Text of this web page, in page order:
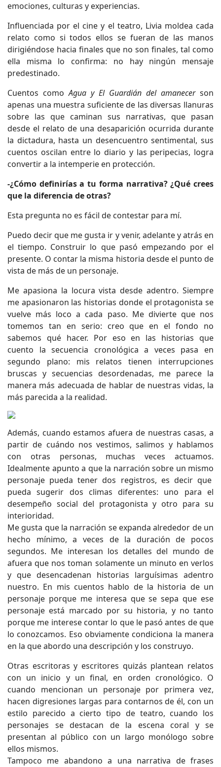
emociones, culturas y experiencias.
Influenciada por el cine y el teatro, Livia moldea cada
relato como si todos ellos se fueran de las manos
dirigiéndose hacia finales que no son finales, tal como
ella misma lo confirma: no hay ningún mensaje
predestinado.
Cuentos comoAgua y El Guardián del amanecer son
apenas una muestra suficiente de las diversas llanuras
sobre las que caminan sus narrativas, que pasan
desde el relato de una desaparición ocurrida durante
la dictadura, hasta un desencuentro sentimental, sus
cuentos oscilan entre lo diario y las peripecias, logra
convertir a la intemperie en protección.
-¿Cómo definirías a tu forma narrativa? ¿Qué crees
que la diferencia de otras?
Esta pregunta no es fácil de contestar para mí.
Puedo decir que me gusta ir y venir, adelante y atrás en
el tiempo. Construir lo que pasó empezando por el
presente. O contar la misma historia desde el punto de
vista de más de un personaje.
Me apasiona la locura vista desde adentro. Siempre
me apasionaron las historias donde el protagonista se
vuelve más loco a cada paso. Me divierte que nos
tomemos tan en serio: creo que en el fondo no
sabemos qué hacer. Por eso en las historias que
cuento la secuencia cronológica a veces pasa en
segundo plano: mis relatos tienen interrupciones
bruscas y secuencias desordenadas, me parece la
manera más adecuada de hablar de nuestras vidas, la
más parecida a la realidad.
Además, cuando estamos afuera de nuestras casas, a
partir de cuándo nos vestimos, salimos y hablamos
con otras personas, muchas veces actuamos.
Idealmente apunto a que la narración sobre un mismo
personaje pueda tener dos registros, es decir que
pueda sugerir dos climas diferentes: uno para el
desempeño social del protagonista y otro para su
interioridad.
Me gusta que la narración se expanda alrededor de un
hecho mínimo, a veces de la duración de pocos
segundos. Me interesan los detalles del mundo de
afuera que nos toman solamente un minuto en verlos
y que desencadenan historias larguísimas adentro
nuestro. En mis cuentos hablo de la historia de un
personaje porque me interesa que se sepa que ese
personaje está marcado por su historia, y no tanto
porque me interese contar lo que le pasó antes de que
lo conozcamos. Eso obviamente condiciona la manera
en la que abordo una descripción y los construyo.
Otras escritoras y escritores quizás plantean relatos
con un inicio y un final, en orden cronológico. O
cuando mencionan un personaje por primera vez,
hacen digresiones largas para contarnos de él, con un
estilo parecido a cierto tipo de teatro, cuando los
personajes se destacan de la escena coral y se
presentan al público con un largo monólogo sobre
ellos mismos.
Tampoco me abandono a una narrativa de frases